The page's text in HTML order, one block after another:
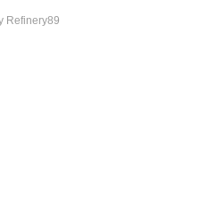
Refinery89